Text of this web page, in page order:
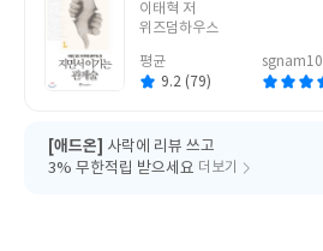
글
쓴
이태혁 저
위즈덤하우스
평균
9.2 (79)
sgnam10
[애드온] 사락에 리뷰 쓰고
3% 무한적립 받으세요 더보기